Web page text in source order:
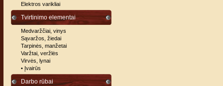
Elektros varikliai
Tvirtinimo elementai
Medvaržčiai, vinys
Sąvaržos, žiedai
Tarpinės, manžetai
Varžtai, veržlės
Virvės, lynai
• Įvairūs
Darbo rūbai